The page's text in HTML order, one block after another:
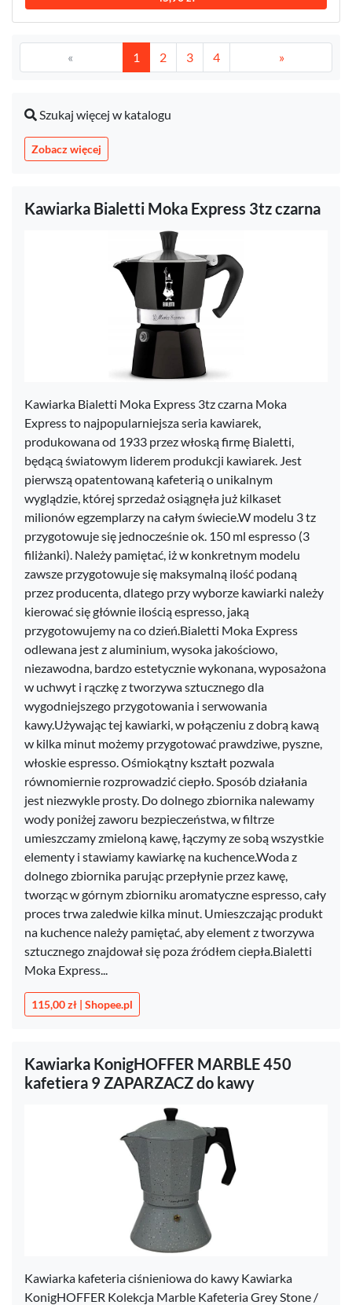
« 1 2 3 4 »
Szukaj więcej w katalogu
Zobacz więcej
Kawiarka Bialetti Moka Express 3tz czarna
Kawiarka Bialetti Moka Express 3tz czarna Moka
Express to najpopularniejsza seria kawiarek,
produkowana od 1933 przez włoską firmę Bialetti,
będącą światowym liderem produkcji kawiarek. Jest
pierwszą opatentowaną kafeterią o unikalnym
wyglądzie, której sprzedaż osiągnęła już kilkaset
milionów egzemplarzy na całym świecie.W modelu 3 tz
przygotowuje się jednocześnie ok. 150 ml espresso (3
filiżanki). Należy pamiętać, iż w konkretnym modelu
zawsze przygotowuje się maksymalną ilość podaną
przez producenta, dlatego przy wyborze kawiarki należy
kierować się głównie ilością espresso, jaką
przygotowujemy na co dzień.Bialetti Moka Express
odlewana jest z aluminium, wysoka jakościowo,
niezawodna, bardzo estetycznie wykonana, wyposażona
w uchwyt i rączkę z tworzywa sztucznego dla
wygodniejszego przygotowania i serwowania
kawy.Używając tej kawiarki, w połączeniu z dobrą kawą
w kilka minut możemy przygotować prawdziwe, pyszne,
włoskie espresso. Ośmiokątny kształt pozwala
równomiernie rozprowadzić ciepło. Sposób działania
jest niezwykle prosty. Do dolnego zbiornika nalewamy
wody poniżej zaworu bezpieczeństwa, w filtrze
umieszczamy zmieloną kawę, łączymy ze sobą wszystkie
elementy i stawiamy kawiarkę na kuchence.Woda z
dolnego zbiornika parując przepłynie przez kawę,
tworząc w górnym zbiorniku aromatyczne espresso, cały
proces trwa zaledwie kilka minut. Umieszczając produkt
na kuchence należy pamiętać, aby element z tworzywa
sztucznego znajdował się poza źródłem ciepła.Bialetti
Moka Express...
115,00 zł | Shopee.pl
Kawiarka KonigHOFFER MARBLE 450
kafetiera 9 ZAPARZACZ do kawy
Kawiarka kafeteria ciśnieniowa do kawy Kawiarka
KonigHOFFER Kolekcja Marble Kafeteria Grey Stone /